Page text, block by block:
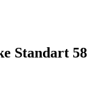
Standart 58